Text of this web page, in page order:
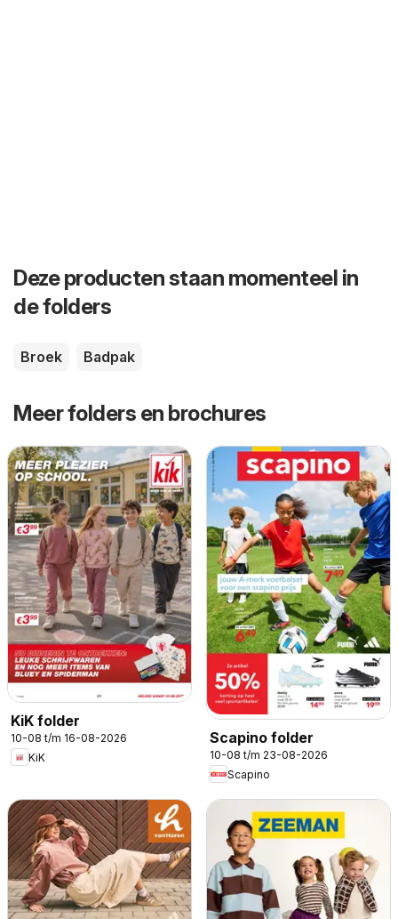
Deze producten staan momenteel in
de folders
Broek Badpak
Meer folders en brochures
KiK folder
10-08 t/m 16-08-2026
KiK
Scapino folder
10-08 t/m 23-08-2026
Scapino